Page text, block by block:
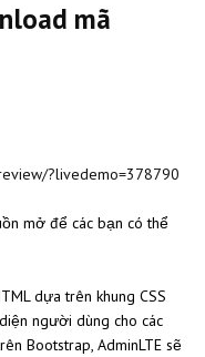
mã
?livedemo=378790
mở để các bạn có thể
dựa trên khung CSS
người dùng cho các
Bootstrap, AdminLTE sẽ